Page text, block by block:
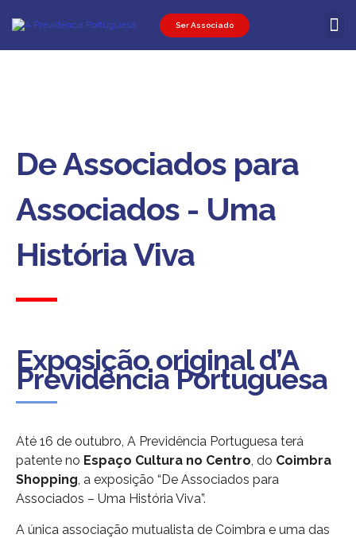
Ser Associado
De Associados para
Associados - Uma
História Viva
Exposição original d’A
Previdência Portuguesa
Até 16 de outubro, A Previdência Portuguesa terá
patente no Espaço Cultura no Centro, do Coimbra
Shopping, a exposição “De Associados para
Associados – Uma História Viva”.
A única associação mutualista de Coimbra e uma das